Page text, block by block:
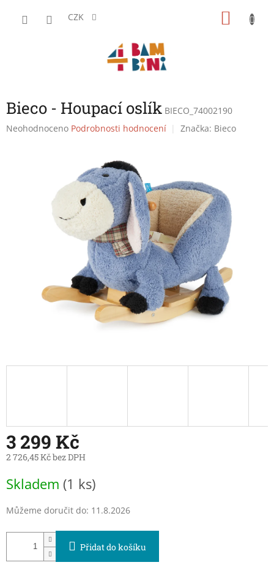
CZK
Bieco - Houpací oslík BIECO_74002190
Průměrné
Neohodnoceno Podrobnosti hodnocení Značka: Bieco
3 299 Kč
2 726,45 Kč bez DPH
cena:
Skladem (1 ks)
Můžeme doručit do: 11.8.2026
Přidat do košíku